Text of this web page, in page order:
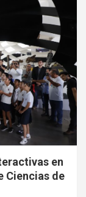
en
Ciencias de